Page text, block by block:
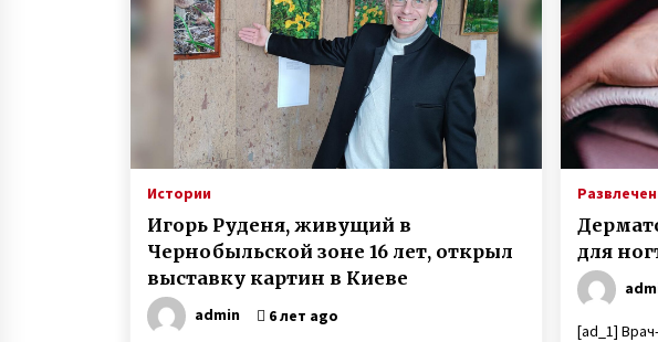
6 лет ago
Девушка-рентген Виктория
Чабаненко из Запорожья стала
медиком-диагностом
6 лет ago
Пенсионер поступил в
7 лет ago
Истории
Игорь Руденя, живущий в
Чернобыльской зоне 16 лет, открыл
выставку картин в Киеве
admin 6 лет ago
для
[ad_1]